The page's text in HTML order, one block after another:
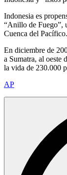
Indonesia es
“Anillo de Fuego”,
Cuenca del Pacífico.
En diciembre de
a Sumatra, al oeste
la vida de 230.000
AP